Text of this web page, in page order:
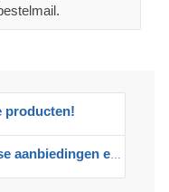
producten!
en advies